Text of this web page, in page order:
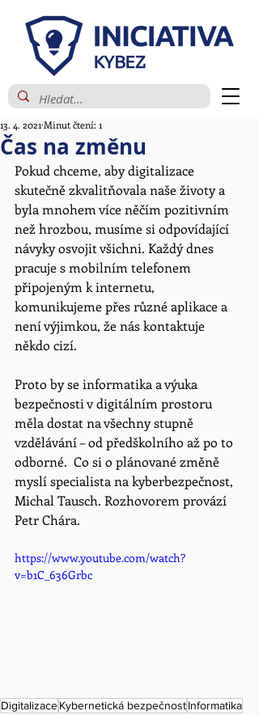
Čas na změnu
13. 4. 2021 Minut čtení: 1
Pokud chceme, aby digitalizace
skutečně zkvalitňovala naše životy a
byla mnohem více něčím pozitivním
než hrozbou, musíme si odpovídající
návyky osvojit všichni. Každý dnes
pracuje s mobilním telefonem
připojeným k internetu,
komunikujeme přes různé aplikace a
není výjimkou, že nás kontaktuje
někdo cizí.
Proto by se informatika a výuka
bezpečnosti v digitálním prostoru
měla dostat na všechny stupně
vzdělávání – od předškolního až po to
odborné.  Co si o plánované změně
myslí specialista na kyberbezpečnost,
Michal Tausch. Rozhovorem provází
Petr Chára.
https://www.youtube.com/watch?
v=b1C_636Grbc
DigitalizaceKybernetická bezpečnostInformatika